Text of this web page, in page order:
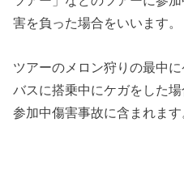
害を負った場合をいいます。
ツアーのメロン狩りの最中
バスに搭乗中にケガをした
参加中傷害事故に含まれます